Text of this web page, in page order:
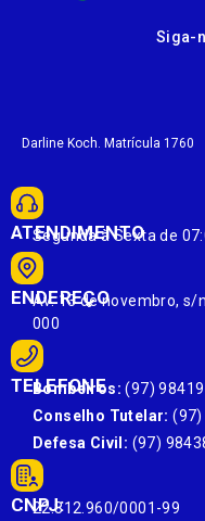
Siga-
Darline Koch. Matrícula 1760
ATENDIMENTO
Segunda à Sexta de
ENDEREÇO
Av. 13 de novembro, s/
000
TELEFONE
Bombeiros: (97)
Conselho Tutelar: (97)
Defesa Civil: (97)
CNPJ:
22.812.960/0001-99